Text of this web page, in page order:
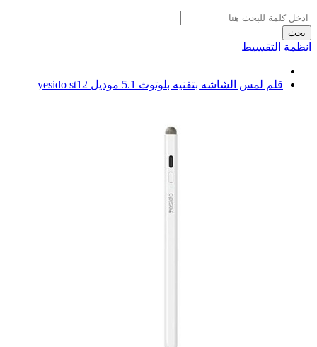
بحث
انظمة التقسيط
قلم لمس الشاشه بتقنيه بلوتوث 5.1 موديل yesido st12